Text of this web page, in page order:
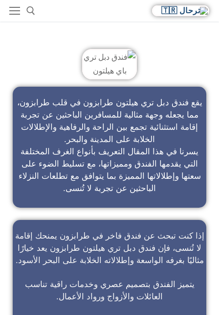
يقع فندق دبل تري هيلتون طرابزون في قلب طرابزون،
مما يجعله وجهة مثالية للمسافرين الباحثين عن تجربة
إقامة استثنائية تجمع بين الراحة والرفاهية والإطلالات
الخلابة على المدينة والبحر.
يسرنا في هذا المقال التعريف بأنواع الغرف المختلفة
التي يقدمها الفندق ومميزاتها، مع تسليط الضوء على
سعتها وإطلالاتها المميزة بما يتوافق مع تطلعات النزلاء
الباحثين عن تجربة لا تُنسى.
إذا كنت تبحث عن فندق فاخر في طرابزون يمنحك إقامة
لا تُنسى، فإن فندق دبل تري هيلتون طرابزون يعد خيارًا
مثاليًا بغرفه الواسعة وإطلالاته الخلابة على البحر الأسود.
يتميز الفندق بتصميم عصري وخدمات راقية تناسب
العائلات والأزواج ورواد الأعمال.